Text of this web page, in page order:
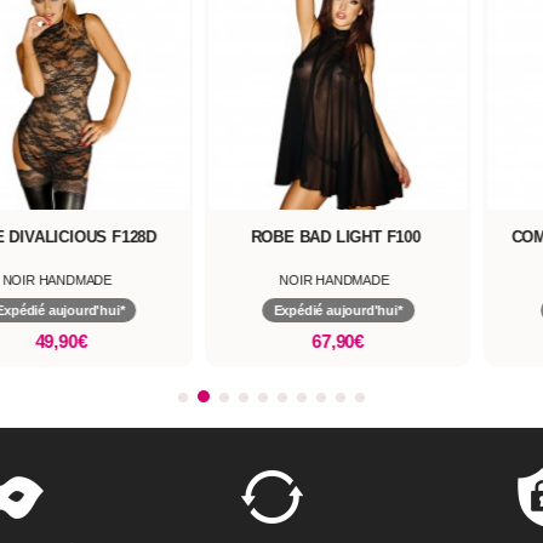
DIVALICIOUS F128D
NOIR HANDMADE
aujourd'hui*
49,90€
ROBE BAD LIGHT F100
NOIR HANDMADE
Expédié aujourd'hui*
67,90€